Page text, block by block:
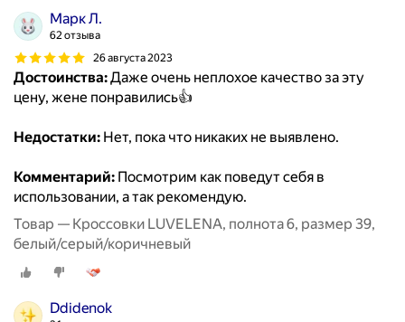
Марк Л.
62 отзыва
26 августа 2023
Достоинства:Даже очень неплохое качество за эту
цену, жене понравились👍
Недостатки: Нет, пока что никаких не выявлено.
Комментарий: Посмотрим как поведут себя в
использовании, а так рекомендую.
Товар — Кроссовки LUVELENA, полнота 6, размер 39,
белый/серый/коричневый
Ddidenok